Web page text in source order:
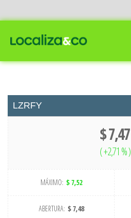
LZRFY
$ 7,47
(+2,71 %)
MÁXIMO: $ 7,52
ABERTURA: $ 7,48